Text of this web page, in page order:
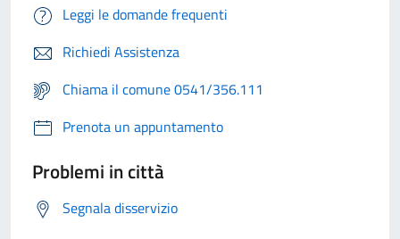
Leggi le domande frequenti
Richiedi Assistenza
Chiama il comune 0541/356.111
Prenota un appuntamento
Problemi in città
Segnala disservizio